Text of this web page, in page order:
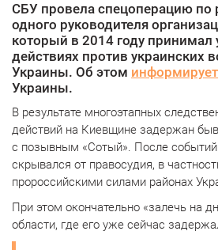
СБУ провела спецоперацию по
одного руководителя
который в 2014 году принимал
действиях против украинских
Украины. Об этом информирует
Украины.
В результате многоэтапных
действий на Киевщине задержан
с позывным «Сотый». После событий
скрывался от правосудия, в
пророссийскими силами районах
При этом окончательно «залечь на
области, где его уже сейчас